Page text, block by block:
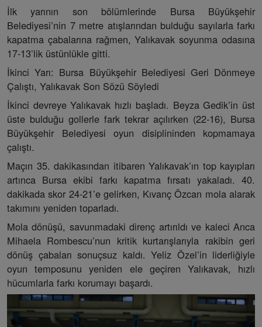
İlk yarının son bölümlerinde Bursa Büyükşehir
Belediyesi’nin 7 metre atışlarından bulduğu sayılarla farkı
kapatma çabalarına rağmen, Yalıkavak soyunma odasına
17-13’lik üstünlükle gitti.
İkinci Yarı: Bursa Büyükşehir Belediyesi Geri Dönmeye
Çalıştı, Yalıkavak Son Sözü Söyledi
İkinci devreye Yalıkavak hızlı başladı. Beyza Gedik’in üst
üste bulduğu gollerle fark tekrar açılırken (22-16), Bursa
Büyükşehir Belediyesi oyun disiplininden kopmamaya
çalıştı.
Maçın 35. dakikasından itibaren Yalıkavak’ın top kayıpları
artınca Bursa ekibi farkı kapatma fırsatı yakaladı. 40.
dakikada skor 24-21’e gelirken, Kıvanç Özcan mola alarak
takımını yeniden toparladı.
Mola dönüşü, savunmadaki direnç artırıldı ve kaleci Anca
Mihaela Rombescu’nun kritik kurtarışlarıyla rakibin geri
dönüş çabaları sonuçsuz kaldı. Yeliz Özel’in liderliğiyle
oyun temposunu yeniden ele geçiren Yalıkavak, hızlı
hücumlarla farkı korumayı başardı.